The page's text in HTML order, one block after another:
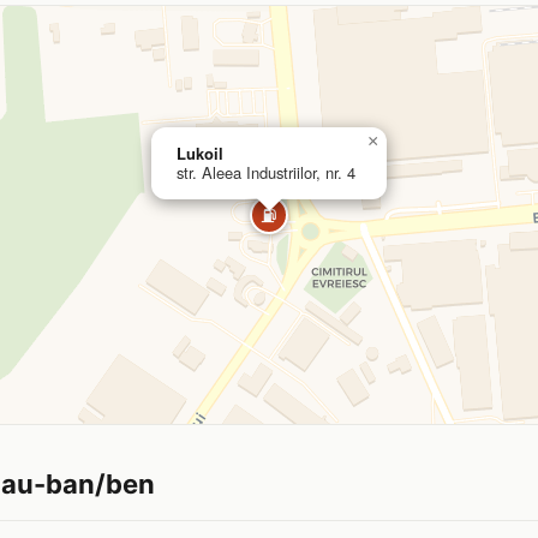
⛽
Lukoil
str. Aleea Industriilor, nr. 4
×
ban/ben